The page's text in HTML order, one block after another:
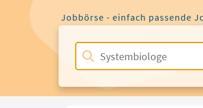
Jobbörse - einfach passende